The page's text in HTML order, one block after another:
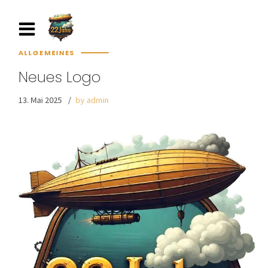
ALLGEMEINES
Neues Logo
13. Mai 2025 by admin